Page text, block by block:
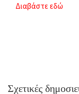
Διαβάστε εδώ
Σχετικές